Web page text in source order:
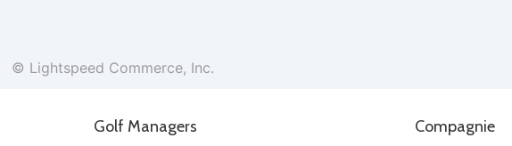
© Lightspeed Commerce, Inc.
Golf Managers Compagnie